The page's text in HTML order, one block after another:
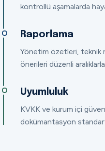
kontrollü aşamalarda
Raporlama
Yönetim özetleri, teknik
önerileri düzenli aralıklarla
Uyumluluk
KVKK ve kurum içi
dokümantasyon